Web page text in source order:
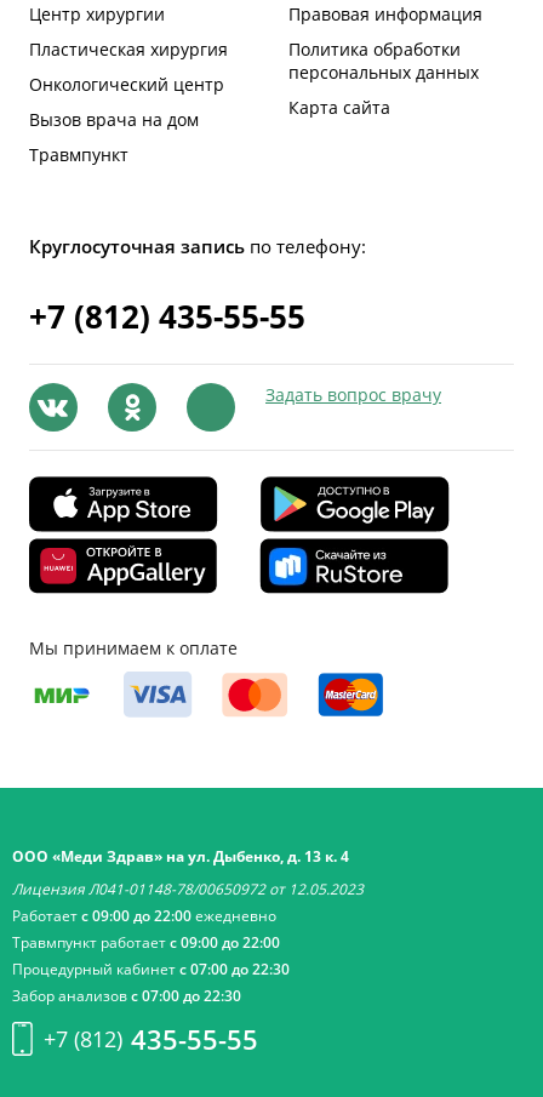
Центр хирургии
Пластическая хирургия
Онкологический центр
Вызов врача на дом
Травмпункт
Правовая информация
Политика обработки
персональных данных
Карта сайта
Круглосуточная запись по телефону:
+7 (812) 435-55-55
Задать вопрос врачу
Мы принимаем к оплате
ООО «Меди Здрав» на ул. Дыбенко, д. 13 к. 4
Лицензия Л041-01148-78/00650972 от 12.05.2023
Работаетс 09:00 до 22:00ежедневно
Травмпункт работаетс 09:00 до 22:00
Процедурный кабинетс 07:00 до 22:30
Забор анализовс 07:00 до 22:30
+7 (812) 435-55-55